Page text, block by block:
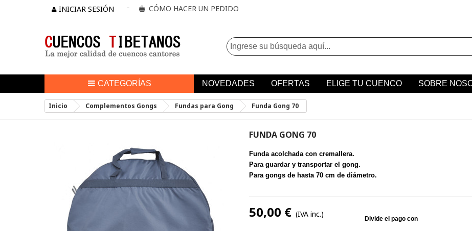
INICIAR SESIÓN CÓMO HACER UN PEDIDO
CATEGORÍAS NOVEDADES OFERTAS ELIGE TU CUENCO SOBRE
Inicio Complementos Gongs Fundas para Gong Funda Gong 70
FUNDA GONG 70
Funda acolchada con cremallera.
Para guardar y transportar el gong.
Para gongs de hasta 70 cm de diámetro.
50,00 € (IVA inc.)